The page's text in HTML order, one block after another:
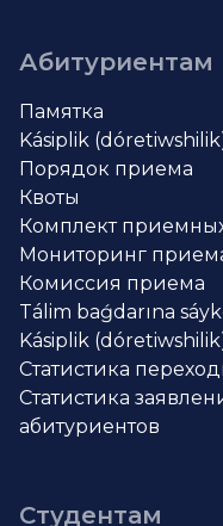
Абитуриентам
Памятка
Kásiplik
Порядок приема
Квоты
Комплект
Мониторинг
Комиссия приема
Tálim baǵdarına
Kásiplik
Статистика
Статистика
абитуриентов
Студентам